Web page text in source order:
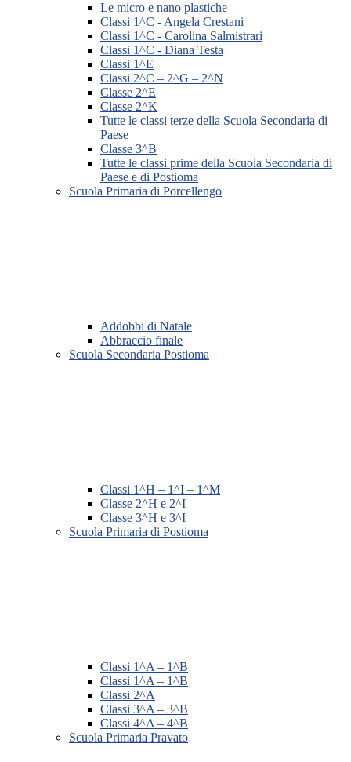
Le micro e nano plastiche
Classi 1^C - Angela Crestani
Classi 1^C - Carolina Salmistrari
Classi 1^C - Diana Testa
Classi 1^E
Classi 2^C – 2^G – 2^N
Classe 2^E
Classe 2^K
Tutte le classi terze della Scuola Secondaria di
Paese
Classe 3^B
Tutte le classi prime della Scuola Secondaria di
Paese e di Postioma
Scuola Primaria di Porcellengo
Addobbi di Natale
Abbraccio finale
Scuola Secondaria Postioma
Classi 1^H – 1^I – 1^M
Classe 2^H e 2^I
Classe 3^H e 3^I
Scuola Primaria di Postioma
Classi 1^A – 1^B
Classi 1^A – 1^B
Classi 2^A
Classi 3^A – 3^B
Classi 4^A – 4^B
Scuola Primaria Pravato